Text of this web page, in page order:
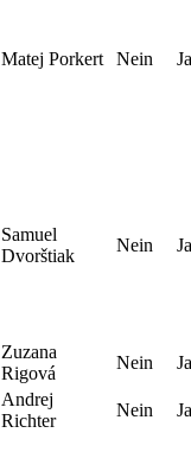
Matej Porkert Nein Ja
Samuel
Dvorštiak
Nein Ja
Zuzana
Rigová
Nein
Ja
Andrej
Richter
Nein Ja